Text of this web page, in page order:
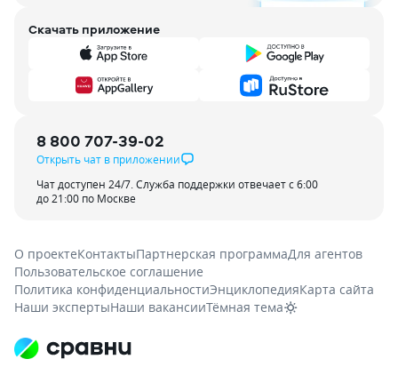
Скачать приложение
8 800 707-39-02
Открыть чат в приложении
Чат доступен 24/7. Служба поддержки отвечает с 6:00
до 21:00 по Москве
О проектеКонтактыПартнерская программаДля агентов
Пользовательское соглашение
Политика конфиденциальностиЭнциклопедияКарта сайта
Наши экспертыНаши вакансииТёмная тема